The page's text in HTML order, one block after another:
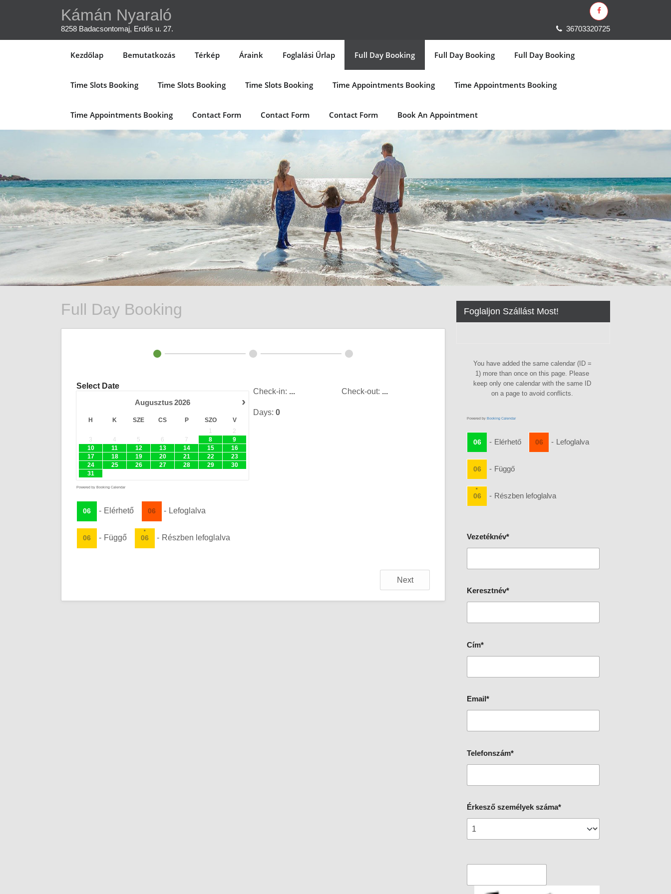
Kámán Nyaraló
8258 Badacsontomaj, Erdős u. 27. 36703320725
Kezdőlap Bemutatkozás Térkép Áraink Foglalási Űrlap Full Day Booking Full Day Booking Full Day Booking
Time Slots Booking Time Slots Booking Time Slots Booking Time Appointments Booking Time Appointments Booking
Time Appointments Booking Contact Form Contact Form Contact Form Book An Appointment
Full Day Booking
Select Date
›
Augusztus2026
H K SZE CS P SZO
V
1
2
3
4 5 6 7 8
9
10
11 12 13 14 15
16
17
18 19 20 21 22
23
24
25 26 27 28 29
30
31
Powered by Booking Calendar
06 - Elérhető 06 - Lefoglalva
06 - Függő
·
06 - Részben lefoglalva
Check-in: ... Check-out: ...
Days: 0
Next
Foglaljon Szállást Most!
You have added the same calendar (ID =
1) more than once on this page. Please
keep only one calendar with the same ID
on a page to avoid conflicts.
Powered by Booking Calendar
06 - Elérhető 06 - Lefoglalva
06 - Függő
·
06 - Részben lefoglalva
Vezetéknév*
Keresztnév*
Cím*
Email*
Telefonszám*
Érkesző személyek száma*